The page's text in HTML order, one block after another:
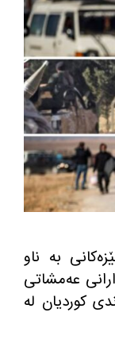
هێزه‌كانی به‌ ناو
عه‌مشاتی
٤٠ شارومه‌ندی كوردیان له‌